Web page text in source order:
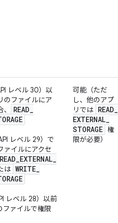
レベル 30）以
のファイルにア
READ_
レベル 29）で
ァイルにアクセ
READ_EXTERNAL_
は WRITE_
レベル 28）以前
ファイルで権限
可能（ただ
し、他のアプ
リでは READ_
EXTERNAL_
STORAGE 権
限が必要）